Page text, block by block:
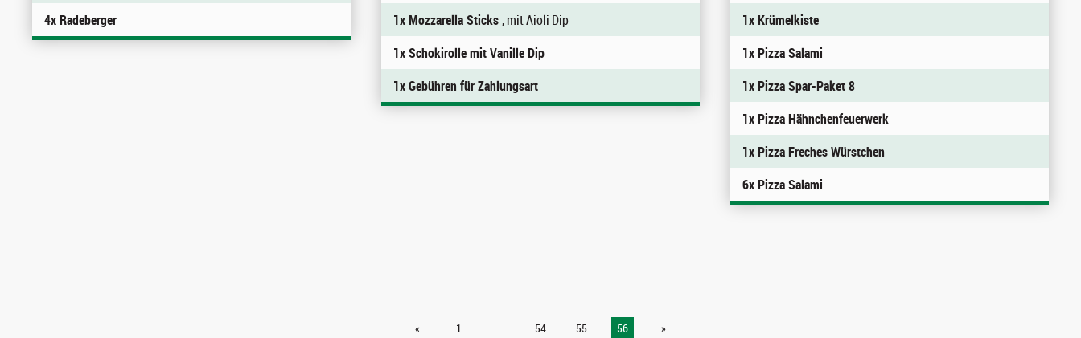
4x Radeberger
1x Mozzarella Sticks, mit Aioli Dip
1x Schokirolle mit Vanille Dip
1x Gebühren für Zahlungsart
1x Krümelkiste
1x Pizza Salami
1x Pizza Spar-Paket 8
1x Pizza Hähnchenfeuerwerk
1x Pizza Freches Würstchen
6x Pizza Salami
« 1 ... 54 55 56 »